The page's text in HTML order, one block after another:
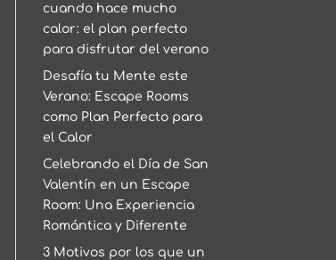
cuando hace mucho
calor: el plan perfecto
para disfrutar del verano
Desafía tu Mente este
Verano: Escape Rooms
como Plan Perfecto para
el Calor
Celebrando el Día de San
Valentín en un Escape
Room: Una Experiencia
Romántica y Diferente
3 Motivos por los que un